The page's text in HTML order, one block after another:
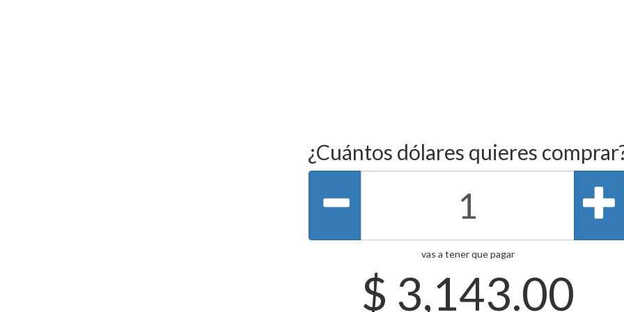
¿Cuántos dólares quieres
vas a tener que pagar
$ 3,143.00